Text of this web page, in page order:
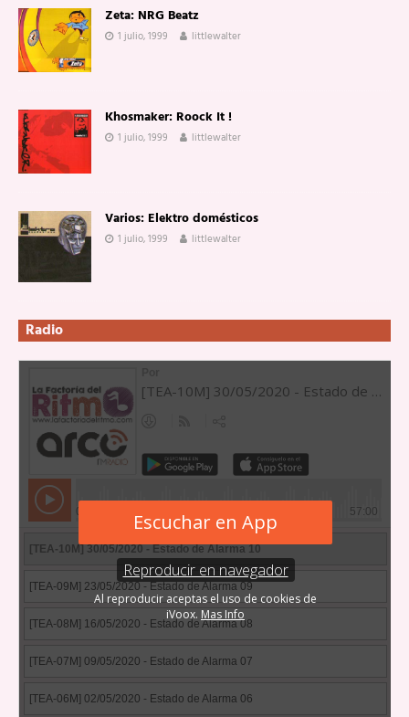
Zeta: NRG Beatz
1 julio, 1999 littlewalter
Khosmaker: Roock It !
1 julio, 1999 littlewalter
Varios: Elektro domésticos
1 julio, 1999 littlewalter
Radio